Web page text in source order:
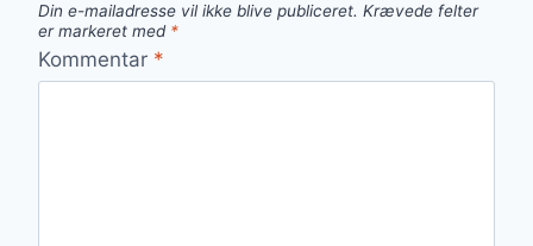
Din e-mailadresse vil ikke blive publiceret. Krævede felter
er markeret med *
Kommentar *